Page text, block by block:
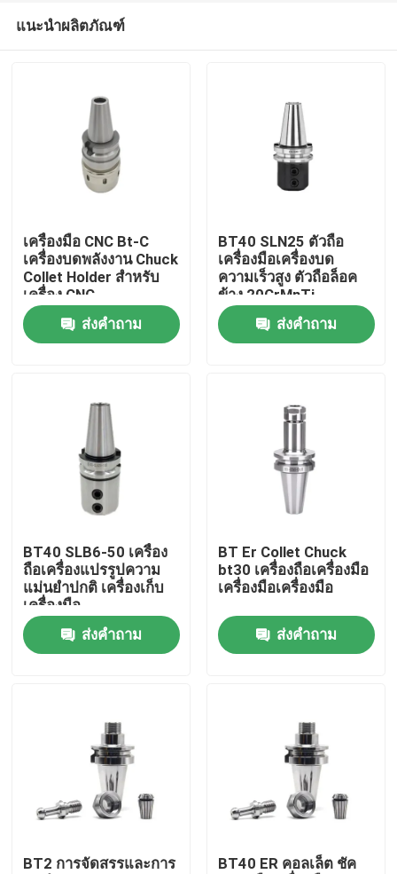
ทัวร์โรงงาน
ควบคุมคุณภาพ
ขอใบเสนอราคา
ที่จับเครื่องมือ BT
หัวจับเครื่องมือ SK
แนะนำผลิตภัณฑ์
เครื่องมือ CNC Bt-C
เครื่องบดพลังงาน Chuck
Collet Holder สําหรับ
เครื่อง CNC
ส่งคำถาม
BT40 SLN25 ตัวถือ
เครื่องมือเครื่องบด
ความเร็วสูง ตัวถือล็อค
ข้าง 20CrMnTi
MAS403
ส่งคำถาม
BT40 SLB6-50 เครื่อง
ถือเครื่องแปรรูปความ
แม่นยําปกติ เครื่องเก็บ
เครื่องมือ
ส่งคำถาม
BT Er Collet Chuck
bt30 เครื่องถือเครื่องมือ
เครื่องมือเครื่องมือ
ส่งคำถาม
BT2 การจัดสรรและการ
BT40 ER คอลเล็ต ชัค